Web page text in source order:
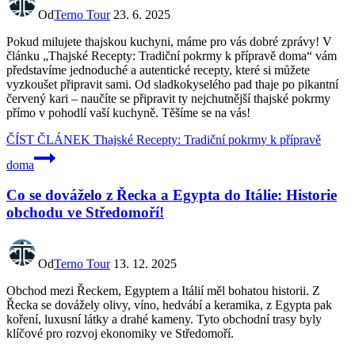
OdTerno Tour 23. 6. 2025
Pokud milujete thajskou kuchyni, máme pro vás dobré zprávy! V
článku „Thajské Recepty: Tradiční pokrmy k přípravě doma“ vám
představíme jednoduché a autentické recepty, které si můžete
vyzkoušet připravit sami. Od sladkokyselého pad thaje po pikantní
červený kari – naučíte se připravit ty nejchutnější thajské pokrmy
přímo v pohodlí vaší kuchyně. Těšíme se na vás!
ČÍST ČLÁNEK Thajské Recepty: Tradiční pokrmy k přípravě
doma
Co se dováželo z Řecka a Egypta do Itálie: Historie
obchodu ve Středomoří!
OdTerno Tour 13. 12. 2025
Obchod mezi Řeckem, Egyptem a Itálií měl bohatou historii. Z
Řecka se dovážely olivy, víno, hedvábí a keramika, z Egypta pak
koření, luxusní látky a drahé kameny. Tyto obchodní trasy byly
klíčové pro rozvoj ekonomiky ve Středomoří.